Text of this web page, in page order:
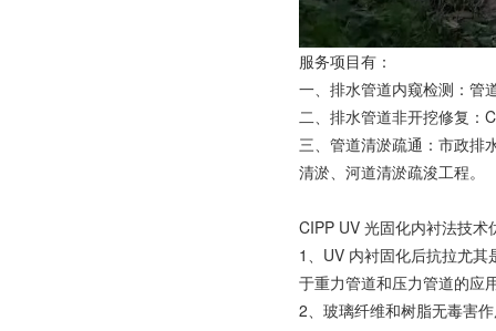
服务项目有：
一、排水管道内窥检测：管
二、排水管道非开挖修复：
三、管道清淤疏通：市政排
清淤、河道清淤疏浚工程。
CIPP UV 光固化内衬法技术
1、UV 内衬固化后抗拉尤
于重力管道和压力管道的应
2、玻璃纤维和树脂无毒害